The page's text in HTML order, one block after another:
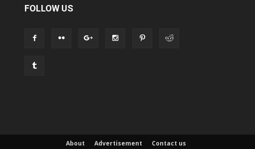
FOLLOW US
About Advertisement Contact us